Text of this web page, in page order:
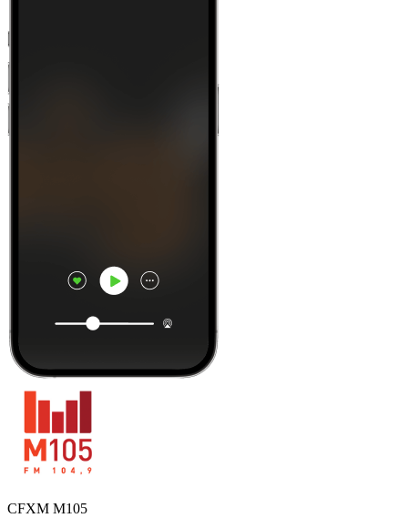
CFXM M105